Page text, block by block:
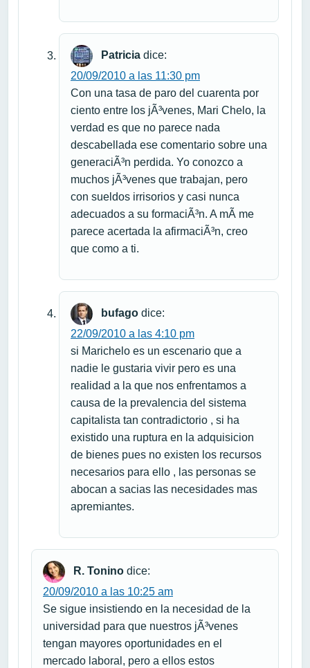
Patricia dice:
20/09/2010 a las 11:30 pm
Con una tasa de paro del cuarenta por
ciento entre los jÃ³venes, Mari Chelo, la
verdad es que no parece nada
descabellada ese comentario sobre una
generaciÃ³n perdida. Yo conozco a
muchos jÃ³venes que trabajan, pero
con sueldos irrisorios y casi nunca
adecuados a su formaciÃ³n. A mÃ­ me
parece acertada la afirmaciÃ³n, creo
que como a ti.
bufago dice:
22/09/2010 a las 4:10 pm
si Marichelo es un escenario que a
nadie le gustaria vivir pero es una
realidad a la que nos enfrentamos a
causa de la prevalencia del sistema
capitalista tan contradictorio , si ha
existido una ruptura en la adquisicion
de bienes pues no existen los recursos
necesarios para ello , las personas se
abocan a sacias las necesidades mas
apremiantes.
R. Tonino dice:
20/09/2010 a las 10:25 am
Se sigue insistiendo en la necesidad de la
universidad para que nuestros jÃ³venes
tengan mayores oportunidades en el
mercado laboral, pero a ellos estos